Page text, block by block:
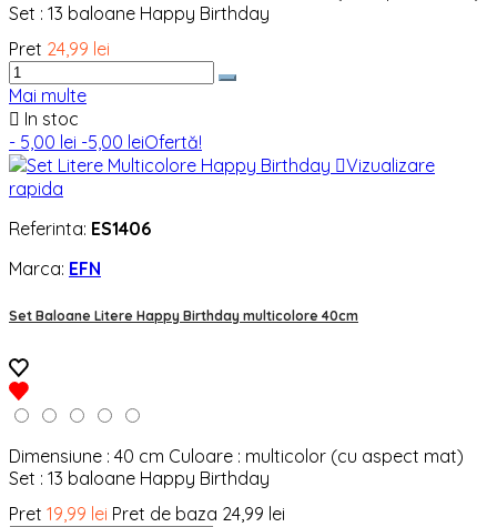
Set : 13 baloane Happy Birthday
Pret 24,99 lei
Mai multe
 In stoc
- 5,00 lei -5,00 leiOfertă!
Vizualizare
rapida
Referinta: ES1406
Marca: EFN
Set Baloane Litere Happy Birthday multicolore 40cm
Dimensiune : 40 cm Culoare : multicolor (cu aspect mat)
Set : 13 baloane Happy Birthday
Pret 19,99 lei Pret de baza 24,99 lei